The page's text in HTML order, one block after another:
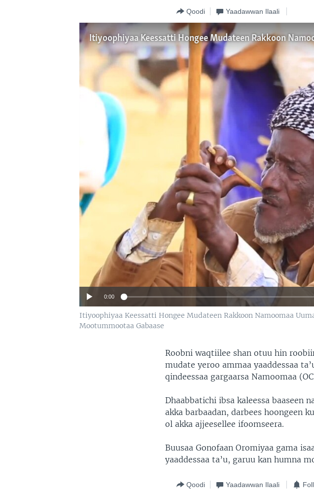
Qoodi Yaadawwan Ilaali
No media
0:00
Itiyoophiyaa Keessatti Hongee Mudateen Rakkoon Namoomaa
Mootummootaa Gabaase
Roobni waqtiilee shan otuu hin
mudate yeroo ammaa yaaddessaa
qindeessaa gargaarsa Namoomaa
Dhaabbatichi ibsa kaleessa baaseen
akka barbaadan, darbees hoongeen
ol akka ajjeesellee ifoomseera.
Buusaa Gonofaan Oromiyaa gama
yaaddessaa ta’u, garuu kan humna
Qoodi Yaadawwan Ilaali